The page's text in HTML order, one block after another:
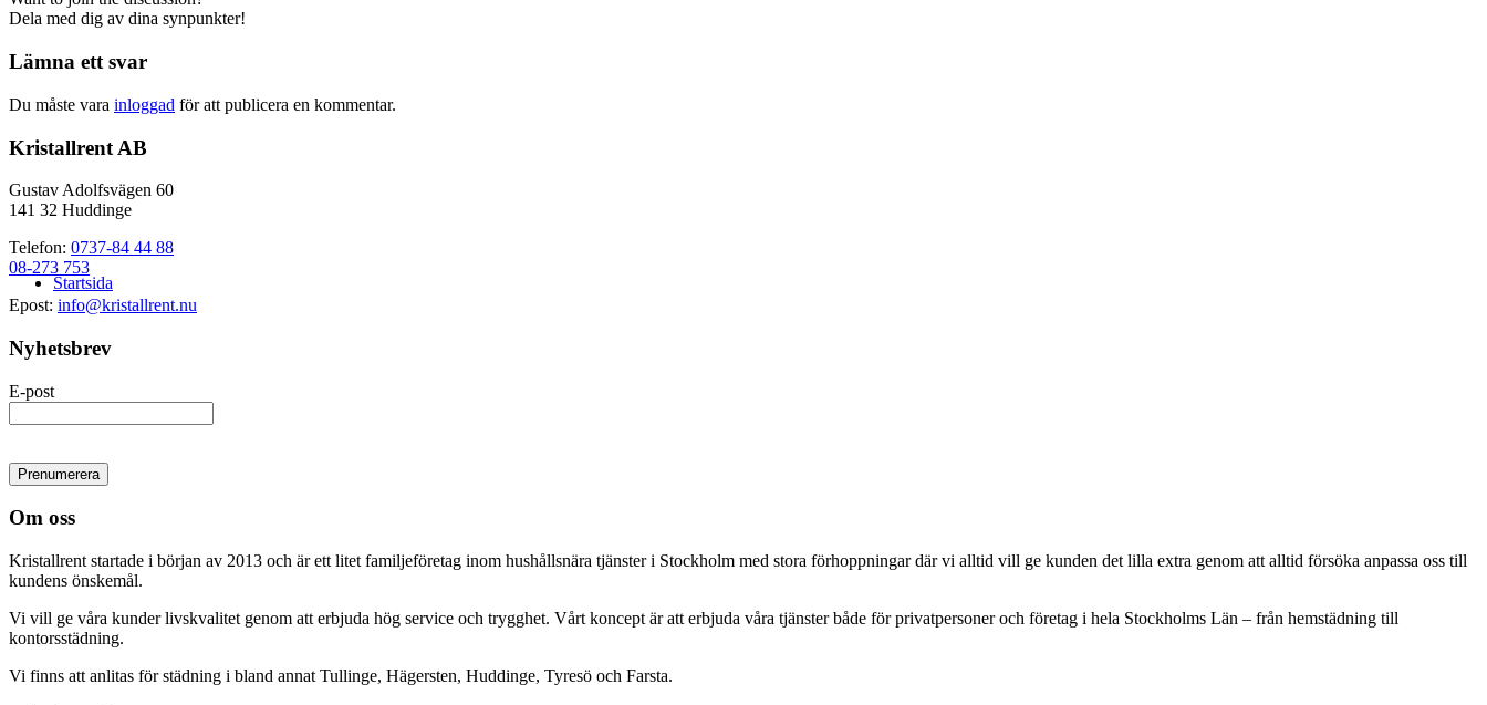
Startsida
Dela med dig av dina synpunkter!
Lämna ett svar
Du måste vara inloggad för att publicera en kommentar.
Kristallrent AB
Gustav Adolfsvägen 60
141 32 Huddinge
Telefon: 0737-84 44 88
08-273 753
Epost: info@kristallrent.nu
Nyhetsbrev
E-post
Om oss
Kristallrent startade i början av 2013 och är ett litet familjeföretag inom hushållsnära tjänster i Stockholm med stora förhoppningar där vi alltid vill ge kunden det lilla extra genom att alltid försöka anpassa oss till
kundens önskemål.
Vi vill ge våra kunder livskvalitet genom att erbjuda hög service och trygghet. Vårt koncept är att erbjuda våra tjänster både för privatpersoner och företag i hela Stockholms Län – från hemstädning till
kontorsstädning.
Vi finns att anlitas för städning i bland annat Tullinge, Hägersten, Huddinge, Tyresö och Farsta.